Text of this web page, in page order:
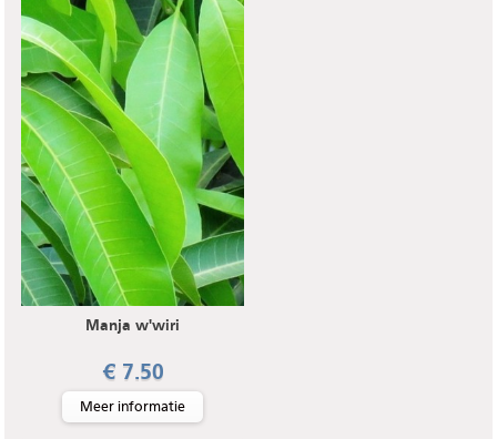
Manja w'wiri
€ 7.50
Meer informatie